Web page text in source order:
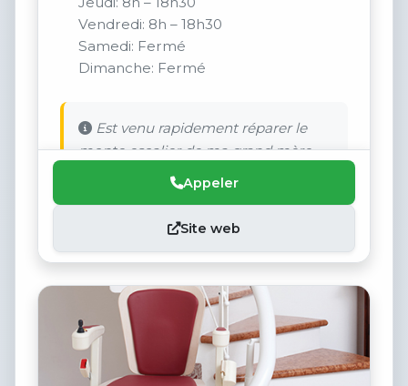
Vendredi: 8h – 18h30
Samedi: Fermé
Dimanche: Fermé
Est venu rapidement réparer le
monte escalier de ma grand mère.
Appeler
Site web